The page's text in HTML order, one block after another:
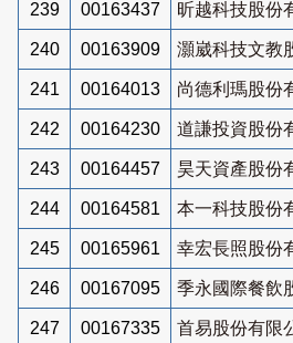
239 00163437 昕越科技股份
240 00163909 灝崴科技文教
241 00164013 尚德利瑪股份
242 00164230 道謙投資股份
243 00164457 昊天資產股份
244 00164581 本一科技股份
245 00165961 幸宏長照股份
246 00167095 季永國際餐飲
247 00167335 首易股份有限